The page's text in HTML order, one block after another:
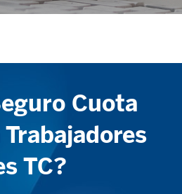
Cuota
TC?